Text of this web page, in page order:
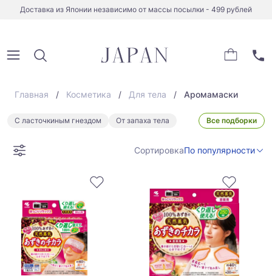
Доставка из Японии независимо от массы посылки - 499 рублей
Главная Косметика Для тела Аромамаски
С ласточкиным гнездом От запаха тела Все подборки
СортировкаПо популярности